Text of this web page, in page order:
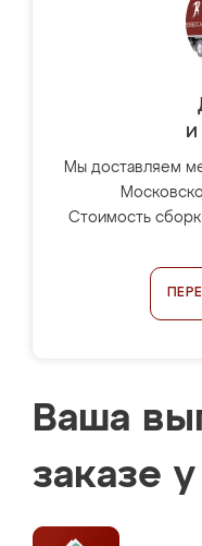
и
Мы доставляем
Стоимость
Ваша
заказе